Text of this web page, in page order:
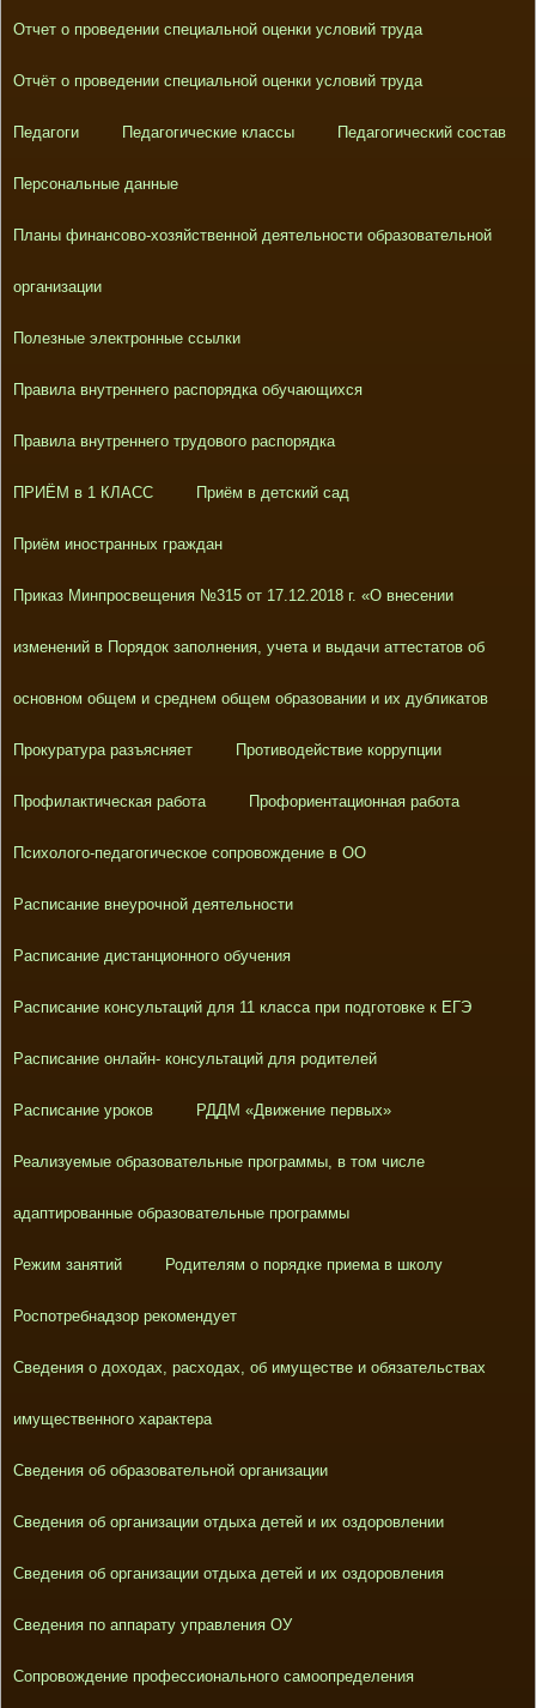
Отчет о проведении специальной оценки условий труда
Отчёт о проведении специальной оценки условий труда
Педагоги Педагогические классы Педагогический состав
Персональные данные
Планы финансово-хозяйственной деятельности образовательной
организации
Полезные электронные ссылки
Правила внутреннего распорядка обучающихся
Правила внутреннего трудового распорядка
ПРИЁМ в 1 КЛАСС Приём в детский сад
Приём иностранных граждан
Приказ Минпросвещения №315 от 17.12.2018 г. «О внесении
изменений в Порядок заполнения, учета и выдачи аттестатов об
основном общем и среднем общем образовании и их дубликатов
Прокуратура разъясняет Противодействие коррупции
Профилактическая работа Профориентационная работа
Психолого-педагогическое сопровождение в ОО
Расписание внеурочной деятельности
Расписание дистанционного обучения
Расписание консультаций для 11 класса при подготовке к ЕГЭ
Расписание онлайн- консультаций для родителей
Расписание уроков РДДМ «Движение первых»
Реализуемые образовательные программы, в том числе
адаптированные образовательные программы
Режим занятий Родителям о порядке приема в школу
Роспотребнадзор рекомендует
Сведения о доходах, расходах, об имуществе и обязательствах
имущественного характера
Сведения об образовательной организации
Сведения об организации отдыха детей и их оздоровлении
Сведения об организации отдыха детей и их оздоровления
Сведения по аппарату управления ОУ
Сопровождение профессионального самоопределения